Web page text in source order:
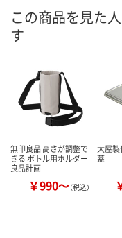
数量
この商品を見た
す
無印良品 高さが調整で
きる ボトル用ホルダー
良品計画
￥990～（税込）
大屋
蓋